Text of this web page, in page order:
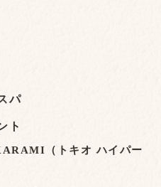
パ
ト
（トキオ ハイパー